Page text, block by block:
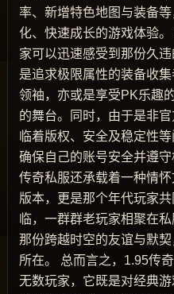
率、新增特色地图与装备
化、快速成长的游戏体验
家可以迅速感受到那份久
是追求极限属性的装备收
领袖，亦或是享受PK乐趣
的舞台。同时，由于是非
临着版权、安全及稳定性
确保自己的账号安全并遵
传奇私服还承载着一种情
版本，更是那个年代玩家
临，一群群老玩家相聚在
那份跨越时空的友谊与默
所在。 总而言之，1.95传
无数玩家，它既是对经典